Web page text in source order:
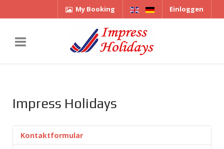
My Booking Einloggen
Impress Holidays
Kontaktformular